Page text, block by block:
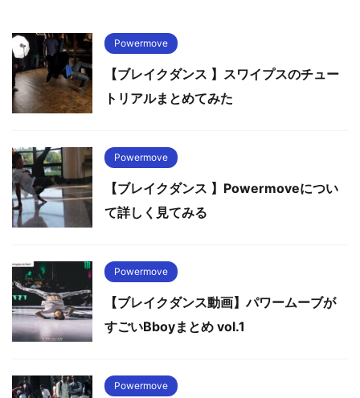
Powermove
【ブレイクダンス 】スワイプスのチュー
トリアルまとめてみた
Powermove
【ブレイクダンス 】Powermoveについ
て詳しく見てみる
Powermove
【ブレイクダンス動画】パワームーブが
すごいBboyまとめ vol.1
Powermove